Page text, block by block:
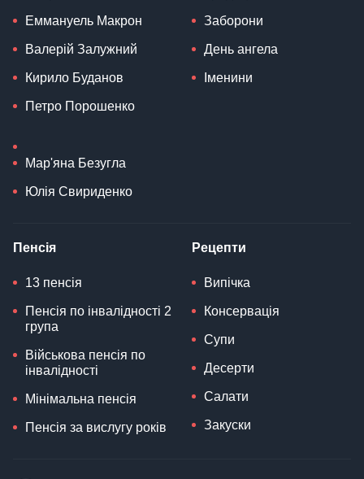
Еммануель Макрон
Валерій Залужний
Кирило Буданов
Петро Порошенко
Мар'яна Безугла
Юлія Свириденко
Заборони
День ангела
Іменини
Пенсія
13 пенсія
Пенсія по інвалідності 2
група
Військова пенсія по
інвалідності
Мінімальна пенсія
Пенсія за вислугу років
Рецепти
Випічка
Консервація
Супи
Десерти
Салати
Закуски